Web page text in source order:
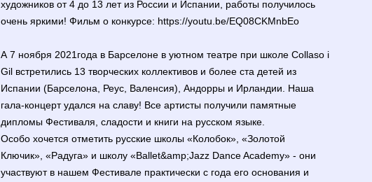
художников от 4 до 13 лет из России и Испании, работы получилось
очень яркими! Фильм о конкурсе: https://youtu.be/EQ08CKMnbEo
А 7 ноября 2021года в Барселоне в уютном театре при школе Collaso i
Gil встретились 13 творческих коллективов и более ста детей из
Испании (Барселона, Реус, Валенсия), Андорры и Ирландии. Наша
гала-концерт удался на славу! Все артисты получили памятные
дипломы Фестиваля, сладости и книги на русском языке.
Особо хочется отметить русские школы «Колобок», «Золотой
Ключик», «Радуга» и школу «Ballet&amp;Jazz Dance Academy» - они
участвуют в нашем Фестивале практически с года его основания и